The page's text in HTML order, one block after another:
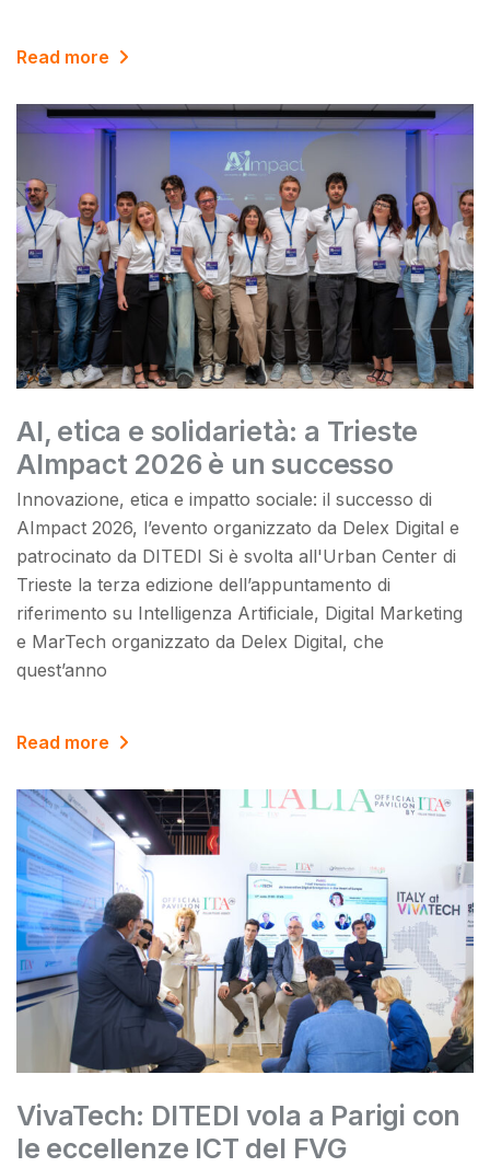
Read more
AI, etica e solidarietà: a Trieste
AImpact 2026 è un successo
Innovazione, etica e impatto sociale: il successo di
AImpact 2026, l’evento organizzato da Delex Digital e
patrocinato da DITEDI Si è svolta all'Urban Center di
Trieste la terza edizione dell’appuntamento di
riferimento su Intelligenza Artificiale, Digital Marketing
e MarTech organizzato da Delex Digital, che
quest’anno
Read more
VivaTech: DITEDI vola a Parigi con
le eccellenze ICT del FVG